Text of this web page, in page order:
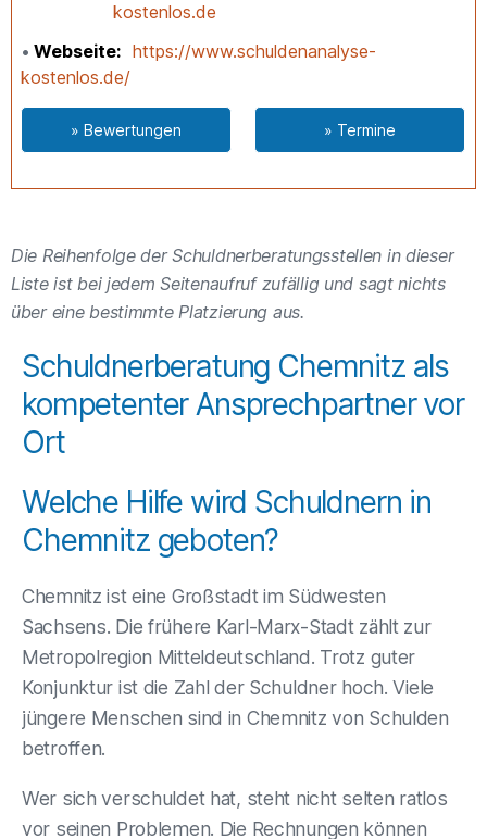
kostenlos.de
Webseite
https://www.schuldenanalyse-
kostenlos.de/
» Bewertungen » Termine
Die Reihenfolge der Schuldnerberatungsstellen in dieser
Liste ist bei jedem Seitenaufruf zufällig und sagt nichts
über eine bestimmte Platzierung aus.
Schuldnerberatung Chemnitz als
kompetenter Ansprechpartner vor
Ort
Welche Hilfe wird Schuldnern in
Chemnitz geboten?
Chemnitz ist eine Großstadt im Südwesten
Sachsens. Die frühere Karl-Marx-Stadt zählt zur
Metropolregion Mitteldeutschland. Trotz guter
Konjunktur ist die Zahl der Schuldner hoch. Viele
jüngere Menschen sind in Chemnitz von Schulden
betroffen.
Wer sich verschuldet hat, steht nicht selten ratlos
vor seinen Problemen. Die Rechnungen können